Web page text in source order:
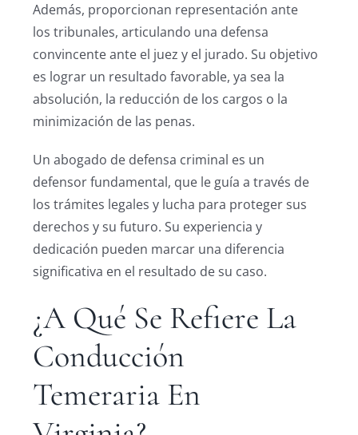
Además, proporcionan representación ante
los tribunales, articulando una defensa
convincente ante el juez y el jurado. Su objetivo
es lograr un resultado favorable, ya sea la
absolución, la reducción de los cargos o la
minimización de las penas.
Un abogado de defensa criminal es un
defensor fundamental, que le guía a través de
los trámites legales y lucha para proteger sus
derechos y su futuro. Su experiencia y
dedicación pueden marcar una diferencia
significativa en el resultado de su caso.
¿A Qué Se Refiere La
Conducción
Temeraria En